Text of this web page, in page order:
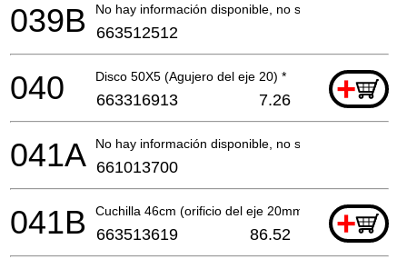
No hay información disponible, no se puede pedir
039B 663512512
Disco 50X5 (Agujero del eje 20) * +
040 663316913 7.26
No hay información disponible, no se puede pedir
041A 661013700
Cuchilla 46cm (orificio del eje 20mm) +
041B 663513619 86.52